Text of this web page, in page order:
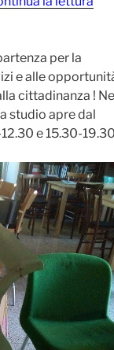
per la
e alle
cittadinanza !
studio apre dal
e 15.30-